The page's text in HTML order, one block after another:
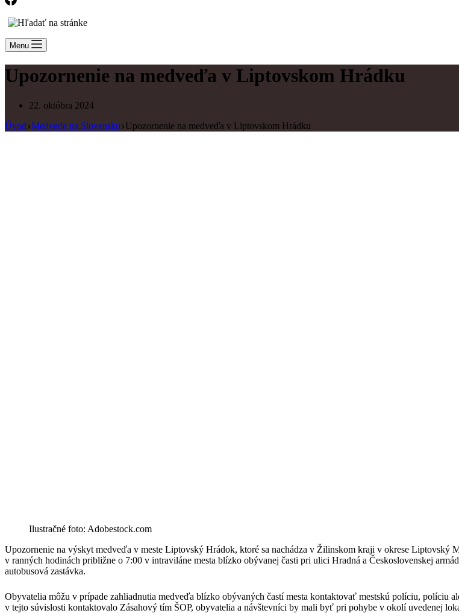
Menu
Upozornenie na medveďa v Liptovskom Hrádku
22. októbra 2024
Úvod Medvede na Slovensku Upozornenie na medveďa v Liptovskom Hrádku
Ilustračné foto: Adobestock.com
Upozornenie na výskyt medveďa v meste Liptovský Hrádok, ktoré sa nachádza v Žilinskom kraji v okrese Liptovský
v ranných hodinách približne o 7:00 v intraviláne mesta blízko obývanej časti pri ulici Hradná a Československej
autobusová zastávka.
Obyvatelia môžu v prípade zahliadnutia medveďa blízko obývaných častí mesta kontaktovať mestskú políciu, políciu
v tejto súvislosti kontaktovalo Zásahový tím ŠOP, obyvatelia a návštevníci by mali byť pri pohybe v okolí uvedenej